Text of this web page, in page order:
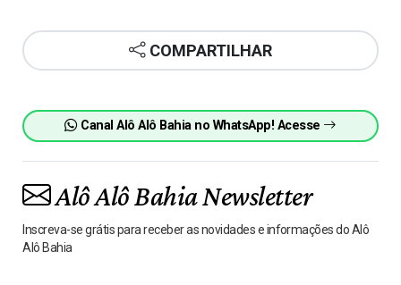
COMPARTILHAR
Canal Alô Alô Bahia no WhatsApp! Acesse
Alô Alô Bahia Newsletter
Inscreva-se grátis para receber as novidades e informações do Alô
Alô Bahia